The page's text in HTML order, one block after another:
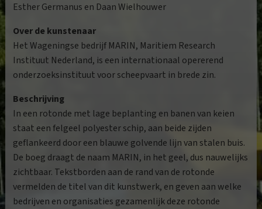
Esther Germanus en Daan Wielhouwer
Over de kunstenaar
Het Wageningse bedrijf MARIN, Maritiem Research
Instituut Nederland, is een internationaal opererend
onderzoeksinstituut voor scheepvaart in brede zin.
Beschrijving
In een rotonde met lage beplanting en banen van keien
staat een felgeel polyester schip, aan beide zijden
geflankeerd door een blauwe golvende lijn van stalen buis.
De boeg draagt de naam MARIN, in het geel, dus nauwelijks
zichtbaar. Tekstborden aan de rand van de rotonde
vermelden de titel van dit kunstwerk, en geven aan welke
bedrijven en organisaties gezamenlijk deze rotonde